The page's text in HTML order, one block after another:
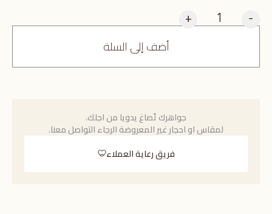
-
+
أضف إلى السلة
جواهرك تُصاغ يدويا من اجلك.
لمقاس او احجار غير المعروضة الرجاء التواصل معنا.
فريق رعاية العملاء